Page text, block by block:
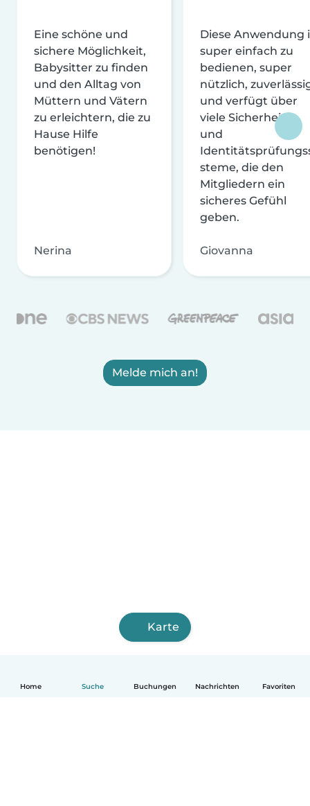
Home Suche Buchungen Nachrichten Favoriten
Eine schöne und
sichere Möglichkeit,
Babysitter zu finden
und den Alltag von
Müttern und Vätern
zu erleichtern, die zu
Hause Hilfe
benötigen!
Nerina
Diese Anwendung
super einfach zu
bedienen, super
nützlich,
und verfügt über
viele Sicherheits-
und
steme, die den
Mitgliedern ein
sicheres Gefühl
geben.
Giovanna
Melde mich an!
Karte